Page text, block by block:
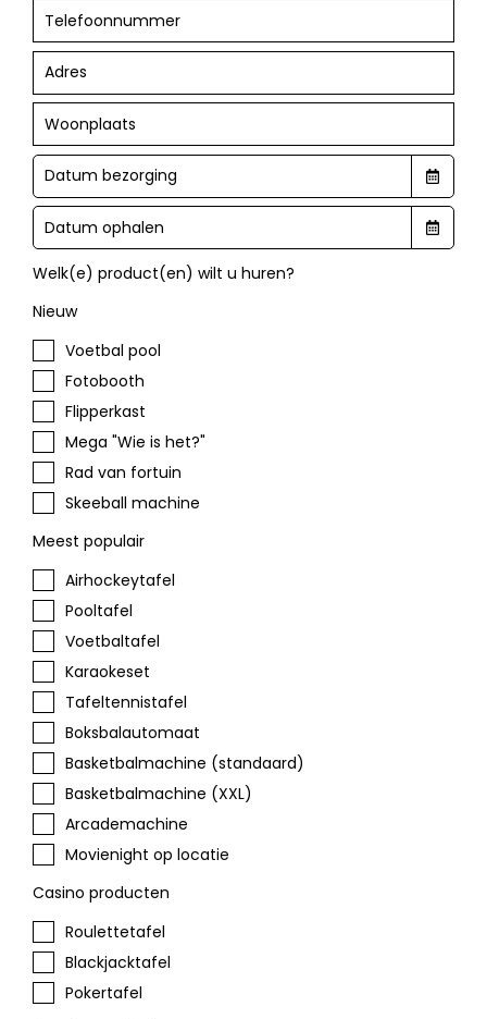
Welk(e) product(en) wilt u huren?
Nieuw
Voetbal pool
Fotobooth
Flipperkast
Mega "Wie is het?"
Rad van fortuin
Skeeball machine
Meest populair
Airhockeytafel
Pooltafel
Voetbaltafel
Karaokeset
Tafeltennistafel
Boksbalautomaat
Basketbalmachine (standaard)
Basketbalmachine (XXL)
Arcademachine
Movienight op locatie
Casino producten
Roulettetafel
Blackjacktafel
Pokertafel